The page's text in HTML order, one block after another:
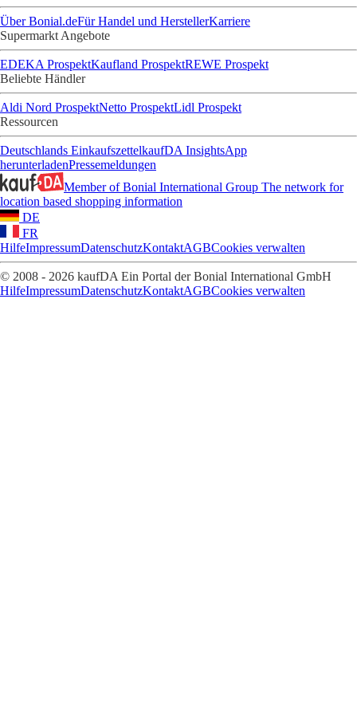
Über Bonial.deFür Handel und HerstellerKarriere
Supermarkt Angebote
EDEKA ProspektKaufland ProspektREWE Prospekt
Beliebte Händler
Aldi Nord ProspektNetto ProspektLidl Prospekt
Ressourcen
Deutschlands EinkaufszettelkaufDA InsightsApp
herunterladenPressemeldungen
Member of Bonial International Group The network for
location based shopping information
DE
FR
HilfeImpressumDatenschutzKontaktAGBCookies verwalten
© 2008 - 2026 kaufDA Ein Portal der Bonial International GmbH
HilfeImpressumDatenschutzKontaktAGBCookies verwalten